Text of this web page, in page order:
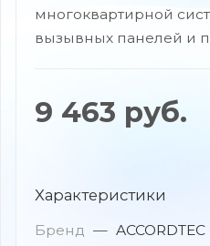
многоквартирной
вызывных панелей и
9 463 руб.
Характеристики
Бренд — ACCORDTEC